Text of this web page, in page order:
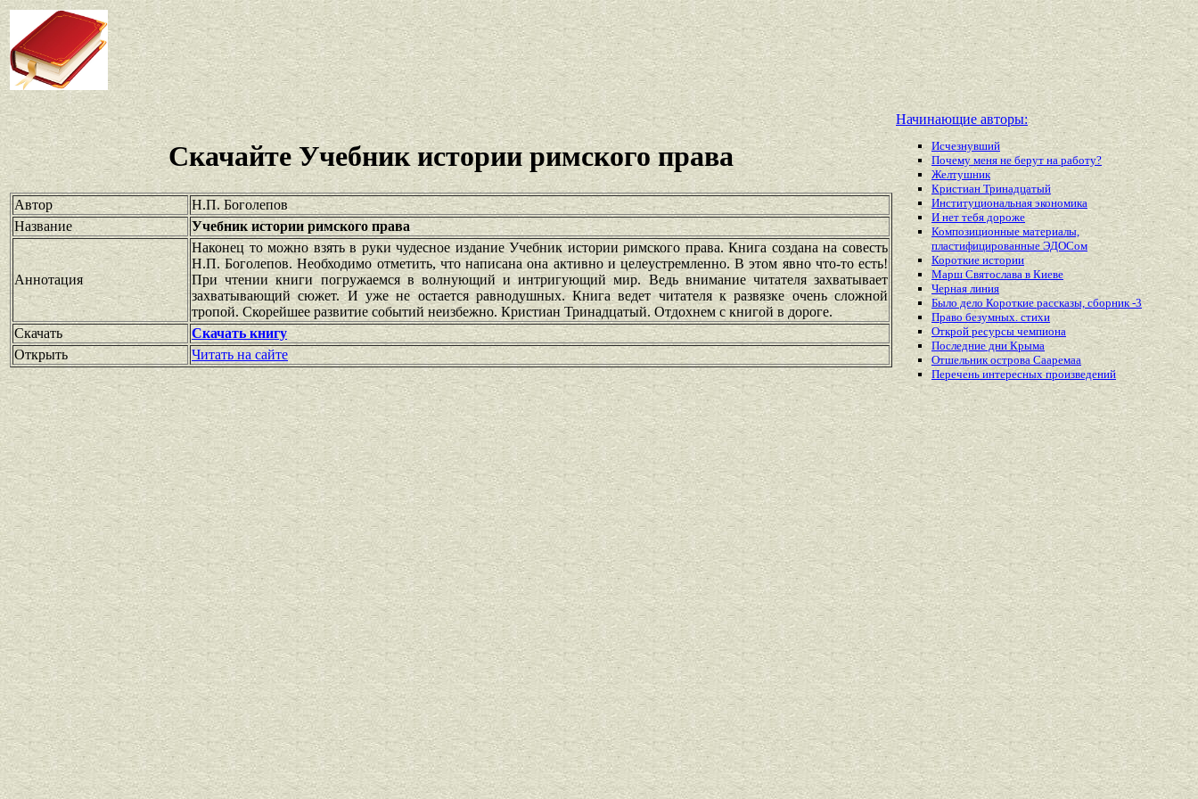
Скачайте Учебник истории римского права
Автор
Н.П. Боголепов
Название
Учебник истории римского права
Аннотация
Наконец то можно взять в руки чудесное издание Учебник истории римского права. Книга создана на совесть
Н.П. Боголепов. Необходимо отметить, что написана она активно и целеустремленно. В этом явно что-то есть!
При чтении книги погружаемся в волнующий и интригующий мир. Ведь внимание читателя захватывает
захватывающий сюжет. И уже не остается равнодушных. Книга ведет читателя к развязке очень сложной
тропой. Скорейшее развитие событий неизбежно. Кристиан Тринадцатый. Отдохнем с книгой в дороге.
Скачать
Скачать книгу
Открыть
Читать на сайте
Начинающие авторы:
Исчезнувший
Почему меня не берут на работу?
Желтушник
Кристиан Тринадцатый
Институциональная экономика
И нет тебя дороже
Композиционные материалы,
пластифицированные ЭДОСом
Короткие истории
Марш Святослава в Киеве
Черная линия
Было дело Короткие рассказы, сборник -3
Право безумных. стихи
Открой ресурсы чемпиона
Последние дни Крыма
Отшельник острова Сааремаа
Перечень интересныхпроизведений